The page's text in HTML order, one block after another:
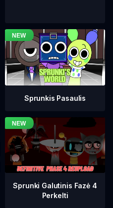
Sprunkis Pasaulis
Sprunki Galutinis Fazė 4
Perkelti